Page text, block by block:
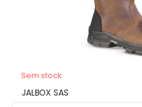
Sem stock
JALBOX SAS